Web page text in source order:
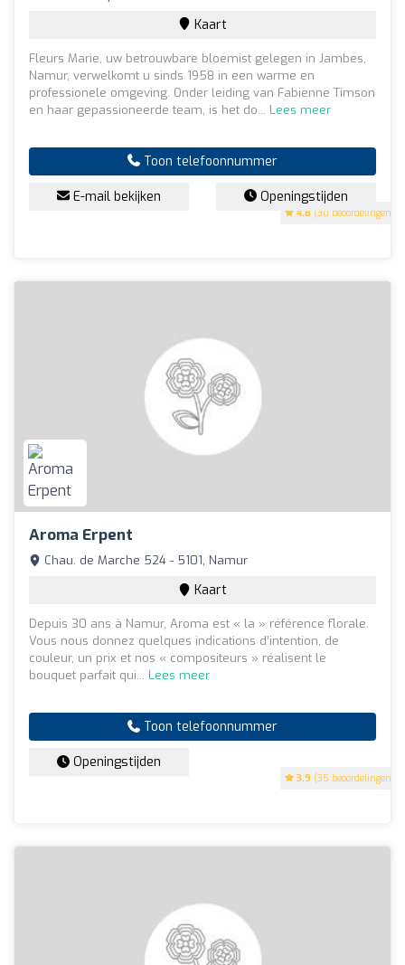
4.8 (30 beoordelingen)
Kaart
Fleurs Marie, uw betrouwbare bloemist gelegen in Jambes,
Namur, verwelkomt u sinds 1958 in een warme en
professionele omgeving. Onder leiding van Fabienne Timson
en haar gepassioneerde team, is het do... Lees meer
Toon telefoonnummer
E-mail bekijken Openingstijden
Aroma Erpent
3.9 (35 beoordelingen)
Chau. de Marche 524 - 5101, Namur
Kaart
Depuis 30 ans à Namur, Aroma est « la » référence florale.
Vous nous donnez quelques indications d’intention, de
couleur, un prix et nos « compositeurs » réalisent le
bouquet parfait qui... Lees meer
Toon telefoonnummer
Openingstijden